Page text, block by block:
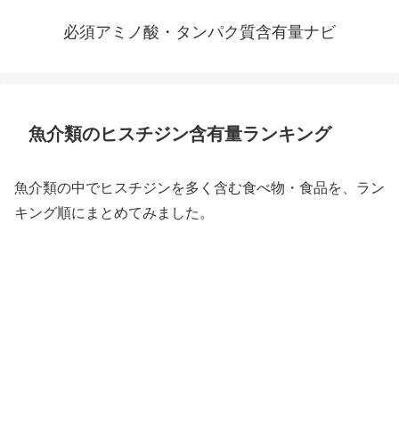
必須アミノ酸・タンパク質含有量ナビ
魚介類のヒスチジン含有量ランキング
魚介類の中でヒスチジンを多く含む食べ物・食品を、ラン
キング順にまとめてみました。